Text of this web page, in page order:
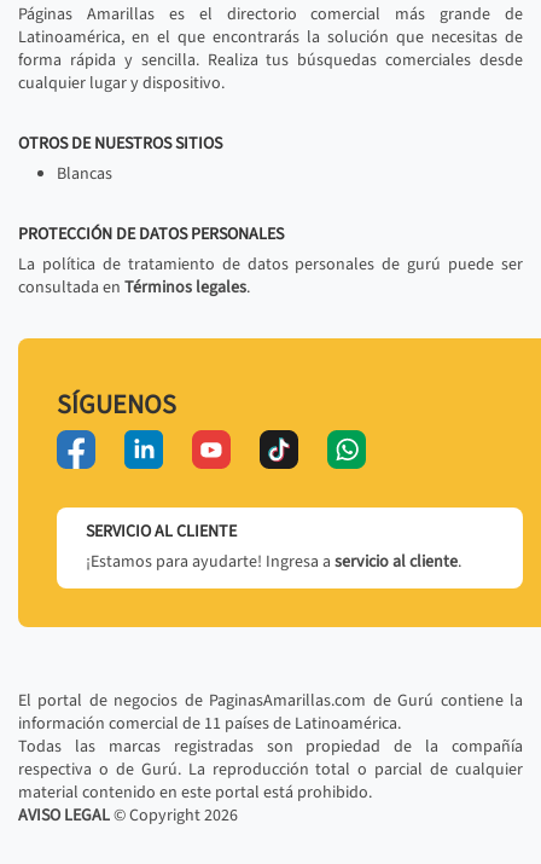
Páginas Amarillas es el directorio comercial más grande de
Latinoamérica, en el que encontrarás la solución que necesitas de
forma rápida y sencilla. Realiza tus búsquedas comerciales desde
cualquier lugar y dispositivo.
OTROS DE NUESTROS SITIOS
Blancas
PROTECCIÓN DE DATOS PERSONALES
La política de tratamiento de datos personales de gurú puede ser
consultada en Términos legales.
SÍGUENOS
SERVICIO AL CLIENTE
¡Estamos para ayudarte! Ingresa a servicio al cliente.
El portal de negocios de PaginasAmarillas.com de Gurú contiene la
información comercial de 11 países de Latinoamérica.
Todas las marcas registradas son propiedad de la compañía
respectiva o de Gurú. La reproducción total o parcial de cualquier
material contenido en este portal está prohibido.
AVISO LEGAL© Copyright2026